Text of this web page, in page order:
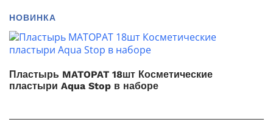
НОВИНКА
Пластырь MATOPAT 18шт Косметические
пластыри Aqua Stop в наборе